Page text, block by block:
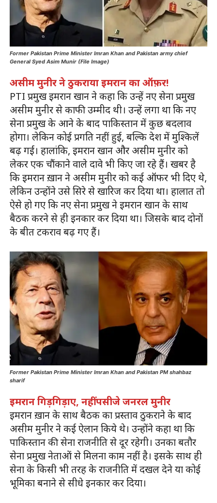
Former Pakistan Prime Minister Imran Khan and Pakistan army chief
General Syed Asim Munir (File Image)
असीम मुनीर ने ठुकराया इमरान का ऑफ़र!
PTI प्रमुख इमरान खान ने कहा कि उन्हें नए सेना प्रमुख
असीम मुनीर से काफी उम्मीद थी। उन्हें लगा था कि नए
सेना प्रमुख के आने के बाद पाकिस्तान में कुछ बदलाव
होगा। लेकिन कोई प्रगति नहीं हुई, बल्कि देश में मुश्किलें
बढ़ गईं। हालांकि, इमरान खान और असीम मुनीर को
लेकर एक चौंकाने वाले दावे भी किए जा रहे हैं। खबर है
कि इमरान ख़ान ने असीम मुनीर को कई ऑफर भी दिए थे,
लेकिन उन्होंने उसे सिरे से खारिज कर दिया था। हालात तो
ऐसे हो गए कि नए सेना प्रमुख ने इमरान खान के साथ
बैठक करने से ही इनकार कर दिया था। जिसके बाद दोनों
के बीत टकराव बढ़ गए हैं।
Former Pakistan Prime Minister Imran Khan and Pakistan PM shahbaz
sharif
इमरान गिड़गिड़ाए, नहीं पसीजे जनरल मुनीर
इमरान ख़ान के साथ बैठक का प्रस्ताव ठुकराने के बाद
असीम मुनीर ने कई ऐलान किये थे। उन्होंने कहा था कि
पाकिस्तान की सेना राजनीति से दूर रहेगी। उनका बतौर
सेना प्रमुख नेताओं से मिलना काम नहीं है। इसके साथ ही
सेना के किसी भी तरह के राजनीति में दखल देने या कोई
भूमिका बनाने से सीधे इनकार कर दिया।